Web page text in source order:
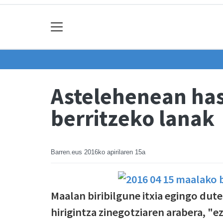
Astelehenean
berritzeko lanak
Barren.eus 2016ko apirilaren 15a
Maalan biribilgune itxia egingo
hirigintza zinegotziaren arabera,